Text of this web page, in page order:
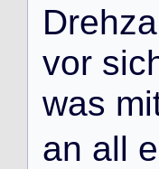
Drehza
vor sic
was mi
an all e